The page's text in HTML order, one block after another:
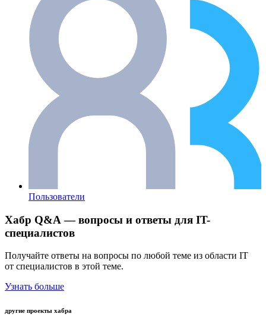
Пользователи
Хабр Q&A — вопросы и ответы для IT-
специалистов
Получайте ответы на вопросы по любой теме из области IT
от специалистов в этой теме.
Узнать больше
другие проекты хабра